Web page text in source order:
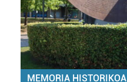
MEMORIA HISTORIKOA